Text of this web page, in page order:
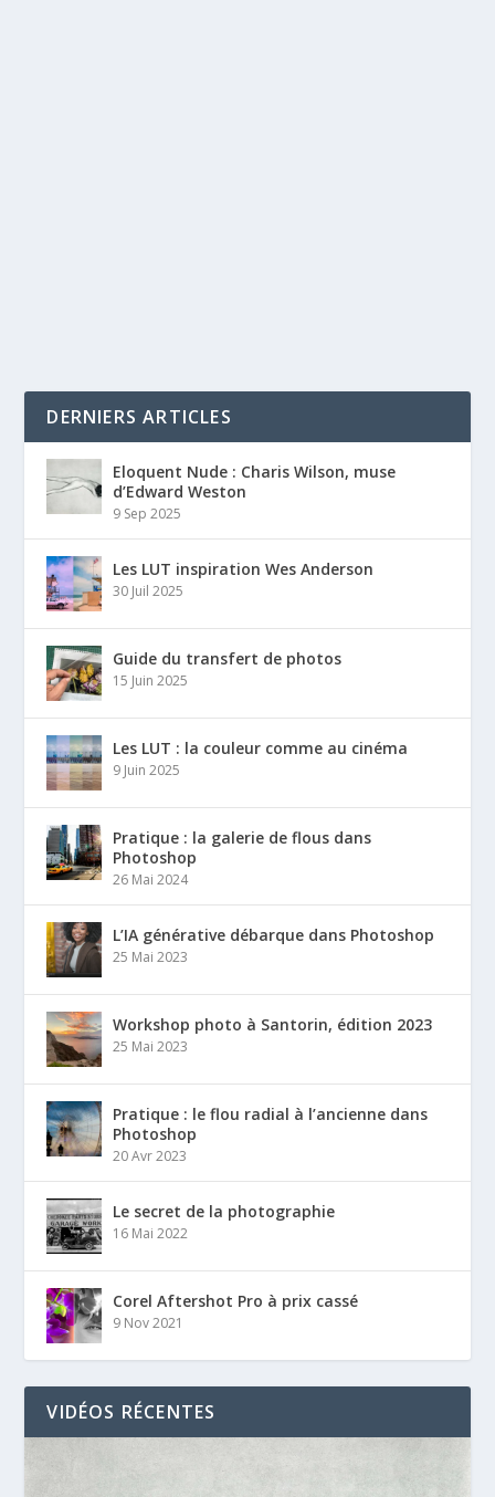
DERNIERS ARTICLES
Eloquent Nude : Charis Wilson, muse
d’Edward Weston
9 Sep 2025
Les LUT inspiration Wes Anderson
30 Juil 2025
Guide du transfert de photos
15 Juin 2025
Les LUT : la couleur comme au cinéma
9 Juin 2025
Pratique : la galerie de flous dans
Photoshop
26 Mai 2024
L’IA générative débarque dans Photoshop
25 Mai 2023
Workshop photo à Santorin, édition 2023
25 Mai 2023
Pratique : le flou radial à l’ancienne dans
Photoshop
20 Avr 2023
Le secret de la photographie
16 Mai 2022
Corel Aftershot Pro à prix cassé
9 Nov 2021
VIDÉOS RÉCENTES